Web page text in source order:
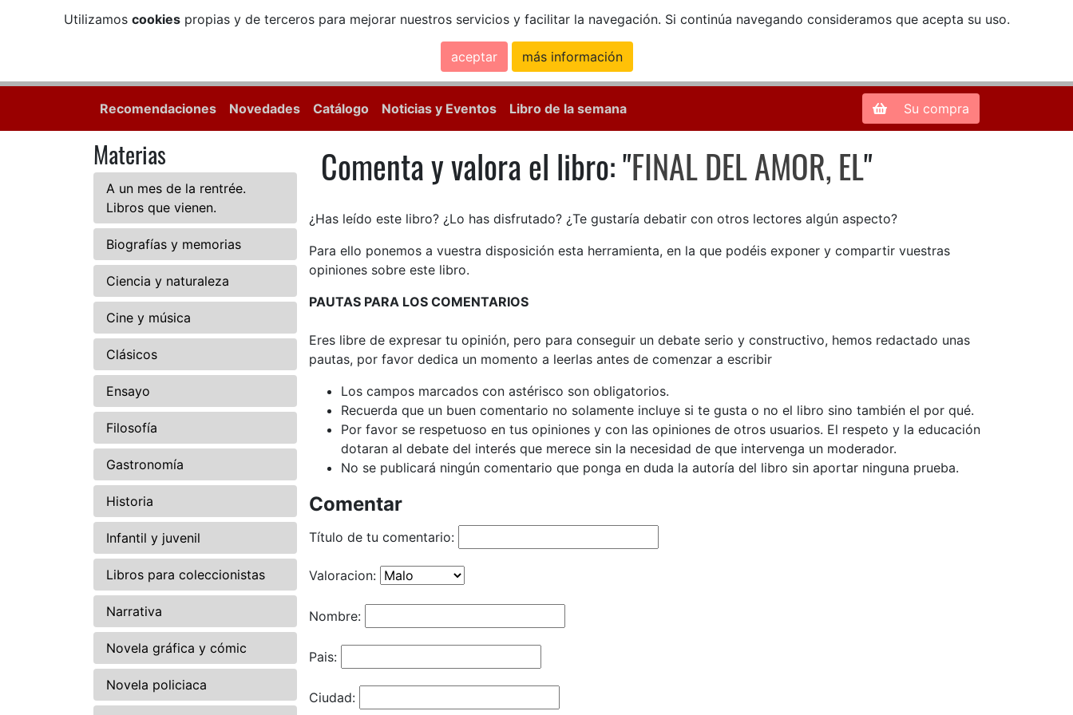
Utilizamos cookiespropias y de terceros para mejorar nuestros servicios y facilitar la navegación. Si continúa navegando consideramos que acepta su uso.
aceptar más información
Zona de Clientes
Recomendaciones Novedades Catálogo Noticias y Eventos Libro de la semana Su compra
Materias
A un mes de la rentrée.
Libros que vienen.
Biografías y memorias
Ciencia y naturaleza
Cine y música
Clásicos
Ensayo
Filosofía
Gastronomía
Historia
Infantil y juvenil
Libros para coleccionistas
Narrativa
Novela gráfica y cómic
Novela policiaca
Comenta y valora el libro: FINAL DEL AMOR, EL
Comenta y valora el libro: "FINAL DEL AMOR, EL"
¿Has leído este libro? ¿Lo has disfrutado? ¿Te gustaría debatir con otros lectores algún aspecto?
Para ello ponemos a vuestra disposición esta herramienta, en la que podéis exponer y compartir vuestras
opiniones sobre este libro.
PAUTAS PARA LOS COMENTARIOS
Eres libre de expresar tu opinión, pero para conseguir un debate serio y constructivo, hemos redactado unas
pautas, por favor dedica un momento a leerlas antes de comenzar a escribir
Los campos marcados con astérisco son obligatorios.
Recuerda que un buen comentario no solamente incluye si te gusta o no el libro sino también el por qué.
Por favor se respetuoso en tus opiniones y con las opiniones de otros usuarios. El respeto y la educación
dotaran al debate del interés que merece sin la necesidad de que intervenga un moderador.
No se publicará ningún comentario que ponga en duda la autoría del libro sin aportar ninguna prueba.
Comentar
Título de tu comentario:
Valoracion:
Nombre:
Pais:
Ciudad: